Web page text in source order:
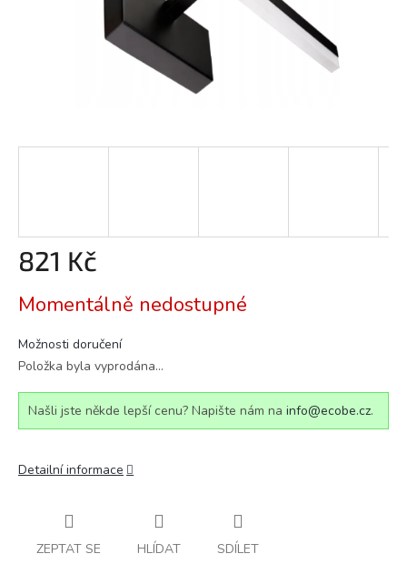
821 Kč
cena:
Momentálně nedostupné
Možnosti doručení
Položka byla vyprodána…
Našli jste někde lepší cenu? Napište nám na info@ecobe.cz.
Detailní informace
ZEPTAT SE HLÍDAT SDÍLET